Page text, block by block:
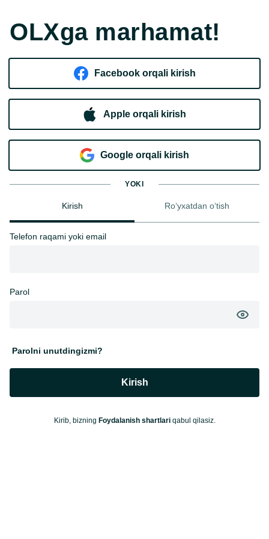
OLXga marhamat!
Facebook orqali kirish​
Apple orqali kirish
Goo​g​le orqali kirish
YOKI
Kirish Ro‘yxatdan o‘tish
Telefon raqami yoki email
Parol
Parolni unutdingizmi?
Kirish
Kirib, bizning Foydalanish shartlariqabul qilasiz.